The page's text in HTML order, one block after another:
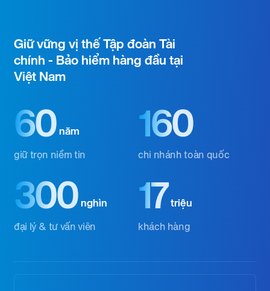
Giữ vững vị thế Tập đoàn Tài
chính - Bảo hiểm hàng đầu tại
Việt Nam
60 năm
giữ trọn niềm tin
160
chi nhánh toàn quốc
300 nghìn
đại lý & tư vấn viên
17 triệu
khách hàng